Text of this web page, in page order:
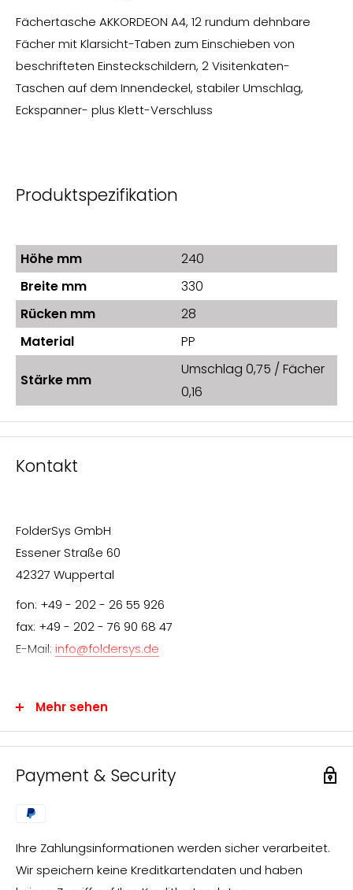
Fächertasche AKKORDEON A4, 12 rundum dehnbare
Fächer mit Klarsicht-Taben zum Einschieben von
beschrifteten Einsteckschildern, 2 Visitenkaten-
Taschen auf dem Innendeckel, stabiler Umschlag,
Eckspanner- plus Klett-Verschluss
Produktspezifikation
Höhe mm
240
Breite mm
330
Rücken mm
28
Material
PP
Stärke mm
Umschlag 0,75 / Fächer
0,16
Kontakt
FolderSys GmbH
Essener Straße 60
42327 Wuppertal
fon: +49 - 202 - 26 55 926
fax: +49 - 202 - 76 90 68 47
E-Mail: info@foldersys.de
Wir freuen uns über Ihr Interesse an FolderSys®-
FolderSys® vertreibt ausschließlich über den
zusenden, die wir umgehend bearbeiten und an einen
FolderSys®-Fachhändler in Ihrer nahen Umgebung
Mehr sehen
Payment & Security
Ihre Zahlungsinformationen werden sicher verarbeitet.
Wir speichern keine Kreditkartendaten und haben